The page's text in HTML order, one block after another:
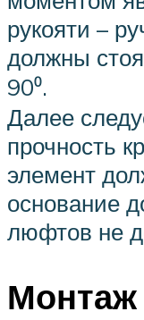
рукояти –
должны
90⁰.
Далее
прочность
элемент
основание
люфтов не
Монтаж